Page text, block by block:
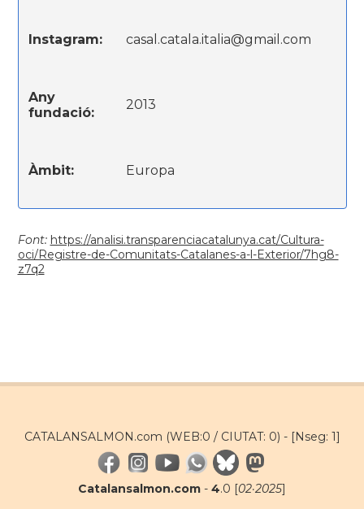
Instagram: casal.catala.italia@gmail.com
Any
fundació:
2013
Àmbit: Europa
Font: https://analisi.transparenciacatalunya.cat/Cultura-
oci/Registre-de-Comunitats-Catalanes-a-l-Exterior/7hg8-
z7q2
CATALANSALMON.com (WEB:0 / CIUTAT: 0) - [Nseg: 1]
Catalansalmon.com - 4.0 [02·2025]